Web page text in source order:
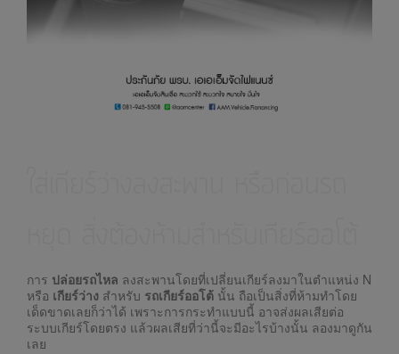
การ ปล่อยรถไหล ลงสะพานโดยที่เปลี่ยนเกียร์ลงมาในตำแหน่ง N
หรือ เกียร์ว่าง สำหรับ รถเกียร์ออโต้ นั้น ถือเป็นสิ่งที่ห้ามทำโดย
เด็ดขาดเลยก็ว่าได้ เพราะการกระทำแบบนี้ อาจส่งผลเสียต่อ
ระบบเกียร์โดยตรง แล้วผลเสียที่ว่านี้จะมีอะไรบ้างนั้น ลองมาดูกัน
เลย